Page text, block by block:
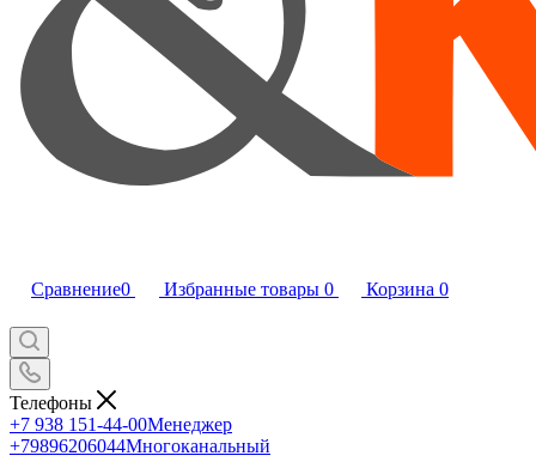
Сравнение0 Избранные товары 0 Корзина 0
Телефоны
+7 938 151-44-00Менеджер
+79896206044Многоканальный